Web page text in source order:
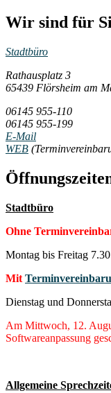
Wir sind für
Stadtbüro
Rathausplatz 3
65439 Flörsheim am
06145 955-110
06145 955-199
E-Mail
WEB
Stadtbüro
Ohne
Montag bis Freitag
Mit
Dienstag und
Am Mittwoch, 12.
Softwareanpassung
Allgemeine